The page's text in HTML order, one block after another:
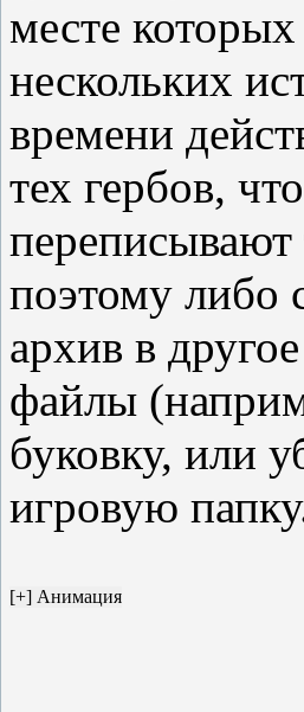
месте
нескольких
времени
тех гербов,
переписывают
поэтому либо
архив в
файлы
буковку, или
игровую